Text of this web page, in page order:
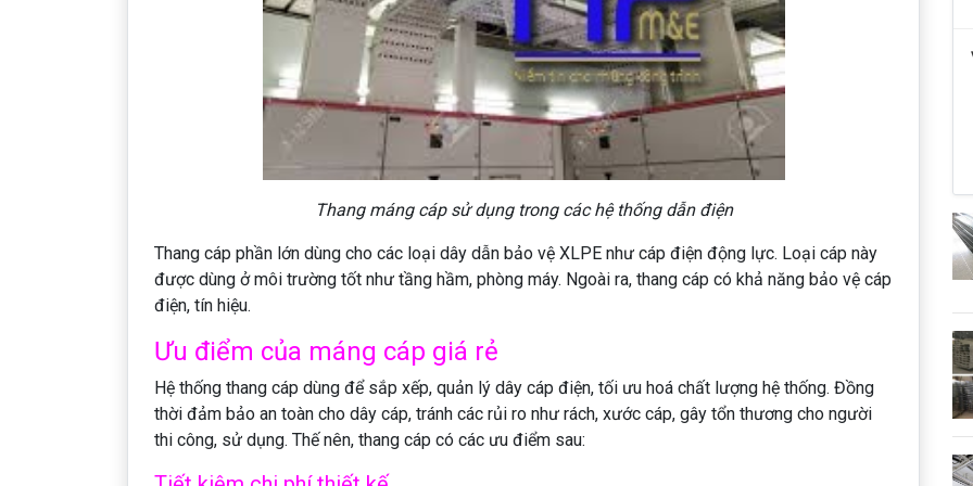
Thang máng cáp sử dụng trong các hệ thống dẫn điện
Thang cáp phần lớn dùng cho các loại dây dẫn bảo vệ XLPE như cáp điện động lực. Loại cáp này
được dùng ở môi trường tốt như tầng hầm, phòng máy. Ngoài ra, thang cáp có khả năng bảo vệ cáp
điện, tín hiệu.
Ưu điểm của máng cáp giá rẻ
Hệ thống thang cáp dùng để sắp xếp, quản lý dây cáp điện, tối ưu hoá chất lượng hệ thống. Đồng
thời đảm bảo an toàn cho dây cáp, tránh các rủi ro như rách, xước cáp, gây tổn thương cho người
thi công, sử dụng. Thế nên, thang cáp có các ưu điểm sau: